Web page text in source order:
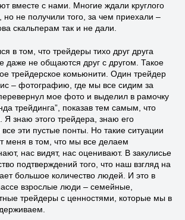
вместе с нами. Многие ждали круглого
но не получили того, за чем приехали –
скальперам так и не дали.
в том, что трейдеры тихо друг друга
даже не общаются друг с другом. Такое
трейдерское комьюнити. Один трейдер
– фотографию, где мы все сидим за
мое фото и выделил в рамочку
трейдинга”, показав тем самым, что
Я знаю этого трейдера, знаю его
эти пустые понты. Но такие ситуации
меня в том, что мы все делаем
нас видят, нас оценивают. В закулисье
подтверждений того, что наш взгляд на
большое количество людей. И это в
взрослые люди – семейные,
трейдеры с ценностями, которые мы в